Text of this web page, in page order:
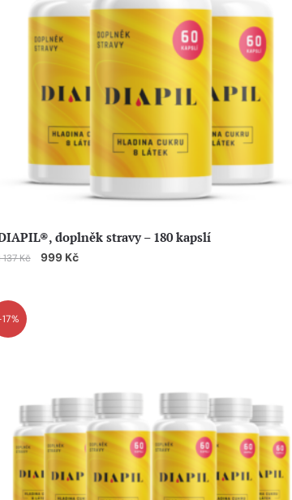
doplněk stravy – 180 kapslí
137Kč 999 Kč